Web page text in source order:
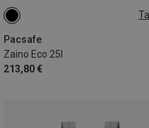
Pacsafe
Zaino Eco 25l
213,80 €
25L